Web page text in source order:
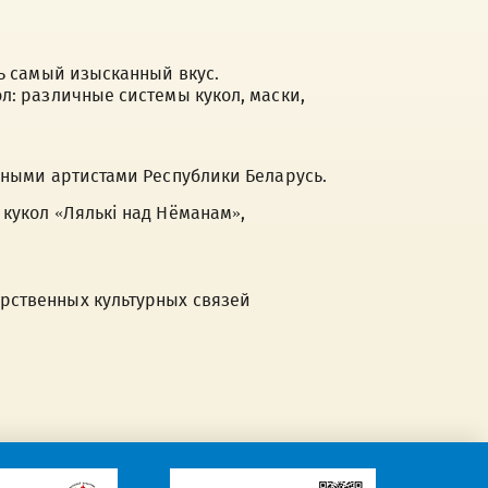
самый изысканный вкус.
различные системы кукол, маски,
артистами Республики Беларусь.
«Лялькі над Нёманам»,
культурных связей